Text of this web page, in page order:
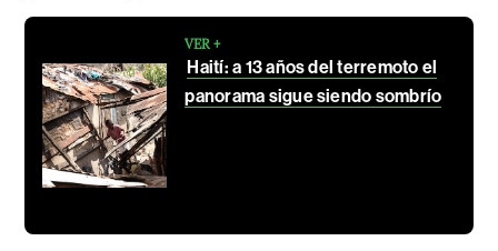
VER +
Haití: a 13 años del terremoto el
panorama sigue siendo sombrío